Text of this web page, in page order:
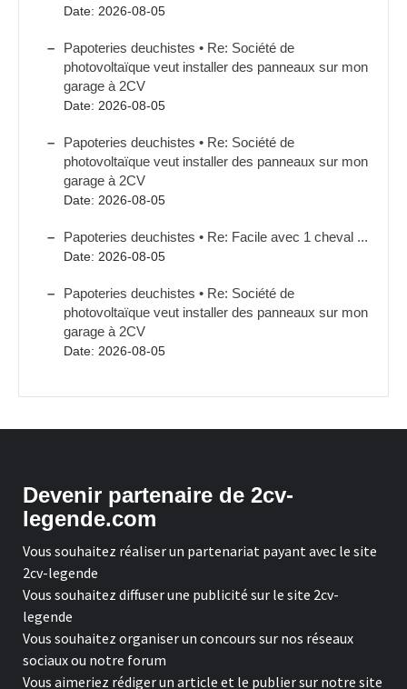
Date: 2026-08-05
Papoteries deuchistes • Re: Société de
photovoltaïque veut installer des panneaux sur mon
garage à 2CV
Date: 2026-08-05
Papoteries deuchistes • Re: Société de
photovoltaïque veut installer des panneaux sur mon
garage à 2CV
Date: 2026-08-05
Papoteries deuchistes • Re: Facile avec 1 cheval ...
Date: 2026-08-05
Papoteries deuchistes • Re: Société de
photovoltaïque veut installer des panneaux sur mon
garage à 2CV
Date: 2026-08-05
Devenir partenaire de 2cv-
legende.com
Vous souhaitez réaliser un partenariat payant avec le site
2cv-legende
Vous souhaitez diffuser une publicité sur le site 2cv-
legende
Vous souhaitez organiser un concours sur nos réseaux
sociaux ou notre forum
Vous aimeriez rédiger un article et le publier sur notre site